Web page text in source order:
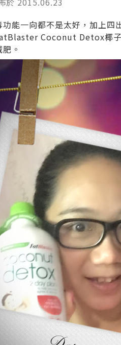
功能一向都不是太好，加上四
Coconut Detox椰
。